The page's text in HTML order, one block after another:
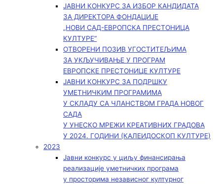
ЈАВНИ КОНКУРС ЗА ИЗБОР КАНДИДАТА
ЗА ДИРЕКТОРА ФОНДАЦИЈЕ
„НОВИ САД-ЕВРОПСКА ПРЕСТОНИЦА
КУЛТУРЕ“
ОТВОРЕНИ ПОЗИВ УГОСТИТЕЉИМА
ЗА УКЉУЧИВАЊЕ У ПРОГРАМ
ЕВРОПСКЕ ПРЕСТОНИЦЕ КУЛТУРЕ
ЈАВНИ КОНКУРС ЗА ПОДРШКУ
УМЕТНИЧКИМ ПРОГРАМИМА
У СКЛАДУ СА ЧЛАНСТВОМ ГРАДА НОВОГ
САДА
У УНЕСКО МРЕЖИ КРЕАТИВНИХ ГРАДОВА
У 2024. ГОДИНИ (КАЛЕИДОСКОП КУЛТУРЕ)
2023
Јавни конкурс у циљу финансирања
реализације уметничких програма
у просторима независног културног